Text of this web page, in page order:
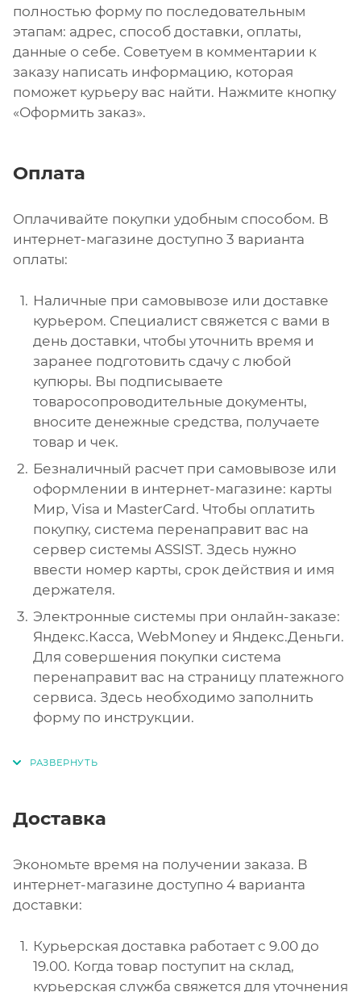
полностью форму по последовательным
этапам: адрес, способ доставки, оплаты,
данные о себе. Советуем в комментарии к
заказу написать информацию, которая
поможет курьеру вас найти. Нажмите кнопку
«Оформить заказ».
Оплата
Оплачивайте покупки удобным способом. В
интернет-магазине доступно 3 варианта
оплаты:
Наличные при самовывозе или доставке
курьером. Специалист свяжется с вами в
день доставки, чтобы уточнить время и
заранее подготовить сдачу с любой
купюры. Вы подписываете
товаросопроводительные документы,
вносите денежные средства, получаете
товар и чек.
Безналичный расчет при самовывозе или
оформлении в интернет-магазине: карты
Мир, Visa и MasterCard. Чтобы оплатить
покупку, система перенаправит вас на
сервер системы ASSIST. Здесь нужно
ввести номер карты, срок действия и имя
держателя.
Электронные системы при онлайн-заказе:
Яндекс.Касса, WebMoney и Яндекс.Деньги.
Для совершения покупки система
перенаправит вас на страницу платежного
сервиса. Здесь необходимо заполнить
форму по инструкции.
Доставка
Экономьте время на получении заказа. В
интернет-магазине доступно 4 варианта
доставки:
Курьерская доставка работает с 9.00 до
19.00. Когда товар поступит на склад,
курьерская служба свяжется для уточнения